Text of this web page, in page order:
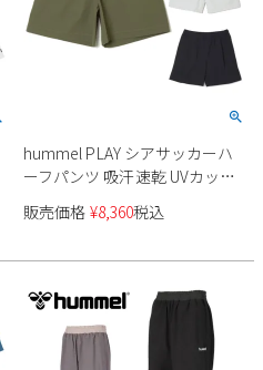
hummel PLAY シアサッカーハ
ーフパンツ 吸汗速乾 UVカット
HAW4237HP ユニセックス
販売価格 ¥8,360税込